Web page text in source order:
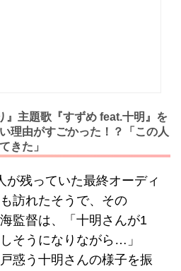
』主題歌『すずめ feat.十明』を
理由がすごかった！？「この人
きた」
が残っていた最終オーディ
訪れたそうで、その
監督は、「十明さんが1
そうになりながら…」
惑う十明さんの様子を振